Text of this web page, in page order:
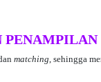
PENAMPILAN
matching, sehingga